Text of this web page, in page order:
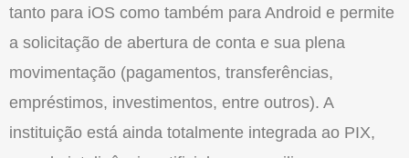
tanto para iOS como também para Android e permite
a solicitação de abertura de conta e sua plena
movimentação (pagamentos, transferências,
empréstimos, investimentos, entre outros). A
instituição está ainda totalmente integrada ao PIX,